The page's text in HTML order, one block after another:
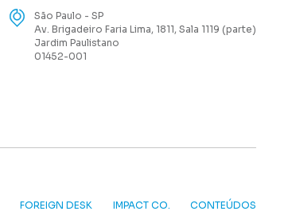
São Paulo - SP
Av. Brigadeiro Faria Lima, 1811, Sala 1119 (parte)
Jardim Paulistano
01452-001
FOREIGN DESK IMPACT CO. CONTEÚDOS